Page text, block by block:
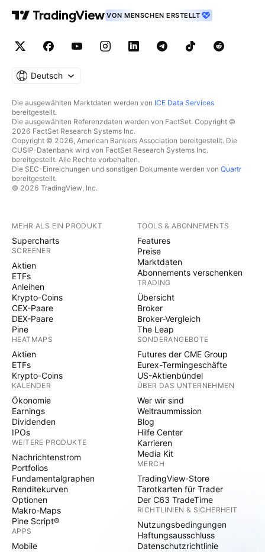
VON MENSCHEN ERSTELLT
Deutsch
Die ausgewählten Marktdaten werden von ICE Data Services
bereitgestellt.
Die ausgewählten Referenzdaten werden von FactSet. Copyright ©
2026 FactSet Research Systems Inc.
Copyright © 2026, American Bankers Association bereitgestellt. Die
CUSIP-Datenbank wird von FactSet Research Systems Inc.
bereitgestellt. Alle Rechte vorbehalten.
Die SEC-Einreichungen und sonstigen Dokumente werden von Quartr
bereitgestellt.
© 2026 TradingView, Inc.
MEHR ALS EIN PRODUKT
Supercharts
SCREENER
Aktien
ETFs
Anleihen
Krypto-Coins
CEX-Paare
DEX-Paare
Pine
HEATMAPS
Aktien
ETFs
Krypto-Coins
KALENDER
Ökonomie
Earnings
Dividenden
IPOs
WEITERE PRODUKTE
Nachrichtenstrom
Portfolios
Fundamentalgraphen
Renditekurven
Optionen
Makro-Maps
Pine Script®
APPS
Mobile
TOOLS & ABONNEMENTS
Features
Preise
Marktdaten
Abonnements verschenken
TRADING
Übersicht
Broker
Broker-Vergleich
The Leap
SONDERANGEBOTE
Futures der CME Group
Eurex-Termingeschäfte
US-Aktienbündel
ÜBER DAS UNTERNEHMEN
Wer wir sind
Weltraummission
Blog
Hilfe Center
Karrieren
Media Kit
MERCH
TradingView-Store
Tarotkarten für Trader
Der C63 TradeTime
RICHTLINIEN & SICHERHEIT
Nutzungsbedingungen
Haftungsausschluss
Datenschutzrichtlinie